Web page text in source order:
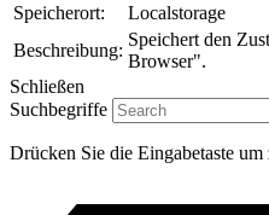
Speicherort:
Localstorage
Beschreibung:
Speichert den
Browser".
Schließen
Suchbegriffe
Drücken Sie die Eingabetaste um